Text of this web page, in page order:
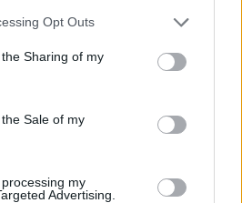
Opt Outs
Sharing of my
Sale of my
my
Advertising.
γενικά αίθριος
περιοχές αραιές νεφώσεις
διαστήματα πιο πυκνές. Η
περιορισμένη τις